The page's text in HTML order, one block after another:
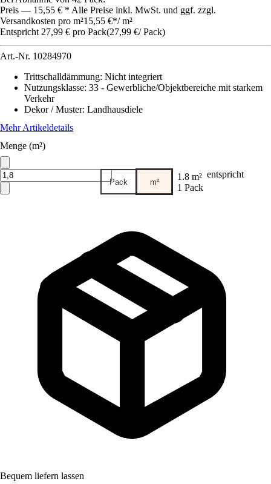
Preis — 15,55 € * Alle Preise inkl. MwSt. und ggf. zzgl.
Versandkosten pro m²15,55 €*/ m²
Entspricht 27,99 € pro Pack(27,99 €/ Pack)
Art.-Nr. 10284970
Trittschalldämmung: Nicht integriert
Nutzungsklasse: 33 - Gewerbliche/Objektbereiche mit starkem
Verkehr
Dekor / Muster: Landhausdiele
Mehr Artikeldetails
Menge (m²)
Pack m² 1.8 m² entspricht
1 Pack
Bequem liefern lassen